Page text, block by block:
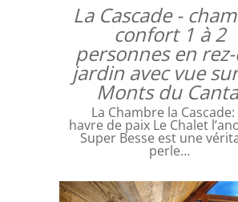
La Cascade -
confort 1 à 2
personnes en
jardin avec vue
Monts du
La Chambre la
havre de paix Le Chalet
Super Besse est une
perle…